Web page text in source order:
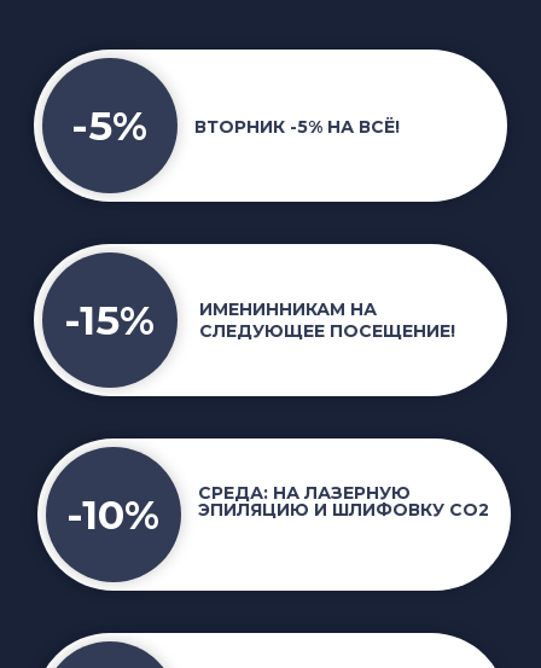
СРЕДА: НА ЛАЗЕРНУЮ
ЭПИЛЯЦИЮ И ШЛИФОВКУ СО2
-10%
НА ЛАЗЕРНУЮ ЭПИЛЯЦИЮ И
ДЕПИЛЯЦИЮ 3Х ЗОН
-15%
МАССАЖ 60 МИНУТ ВСЕГО ТЕЛА +
ПРОГРЕВ В ИНФРАКРАСНОЙ КАБИНЕ 30
МИНУТ = 2500₽
МАССАЖ 60 МИНУТ ВСЕГО ТЕЛА +
СПЕЛЕОТЕРАПИЯ 30 МИНУТ = 2300₽
КОНТУРНАЯ
ПЛАСТИКА+ДИСПОРТ 80₽/ЕД
%
СПА-ЦЕНТР 77